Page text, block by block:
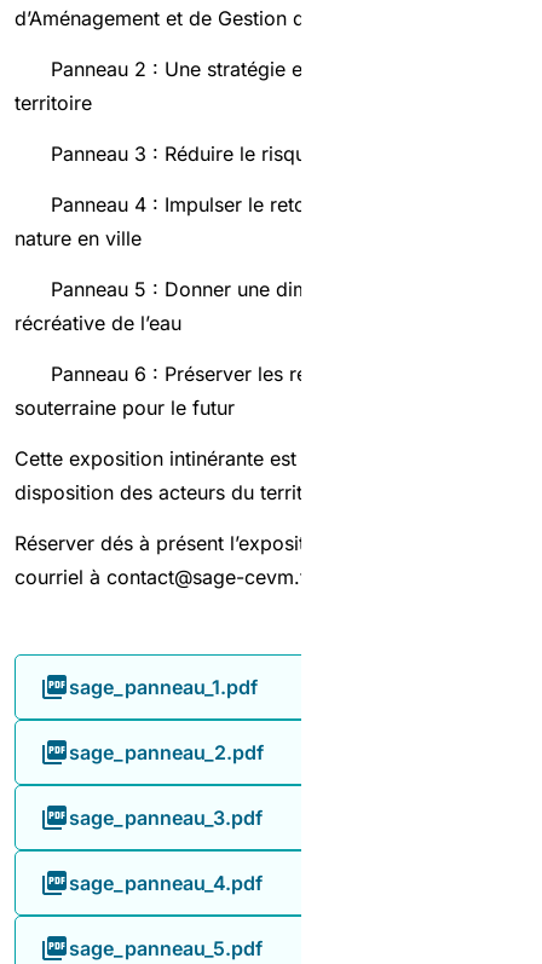
d’Aménagement et de Gestion des Eaux ?
Panneau 2 : Une stratégie en réponse aux enjeux du
territoire
Panneau 3 : Réduire le risque d’inondation
Panneau 4 : Impulser le retour de l’eau et de la
nature en ville
Panneau 5 : Donner une dimension positive et
récréative de l’eau
Panneau 6 : Préserver les ressources en eau
souterraine pour le futur
Cette exposition intinérante est mise gratuitement à
disposition des acteurs du territoire.
Réserver dés à présent l’exposition en envoyant un
courriel à contact@sage-cevm.fr.
sage_panneau_1.pdf
sage_panneau_2.pdf
sage_panneau_3.pdf
sage_panneau_4.pdf
sage_panneau_5.pdf